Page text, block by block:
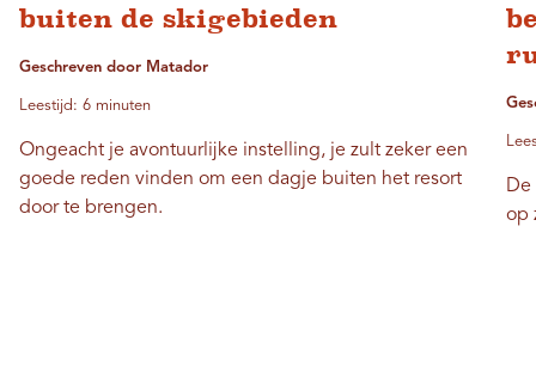
buiten de skigebieden
Geschreven door Matador
Leestijd: 6 minuten
Ongeacht je avontuurlijke instelling, je zult zeker een
goede reden vinden om een ​​dagje buiten het resort
door te brengen.
De
op